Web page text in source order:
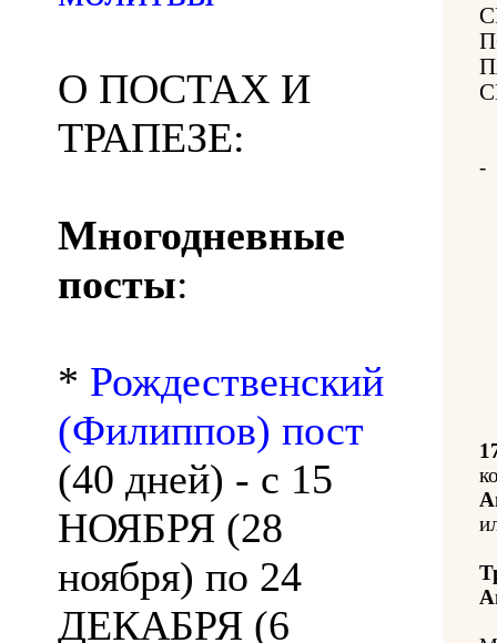
О ПОСТАХ И
ТРАПЕЗЕ:
Многодневные
посты:
* Рождественский
(Филиппов) пост
(40 дней) - с 15
НОЯБРЯ (28
ноября) по 24
ДЕКАБРЯ (6
-